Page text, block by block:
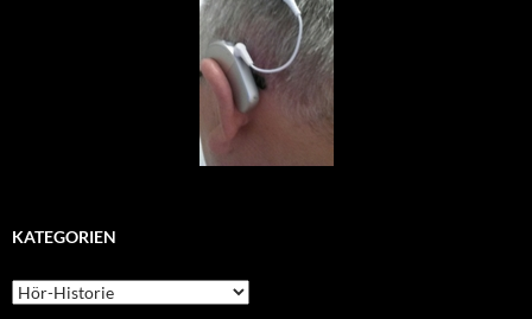
KATEGORIEN
Kategorien